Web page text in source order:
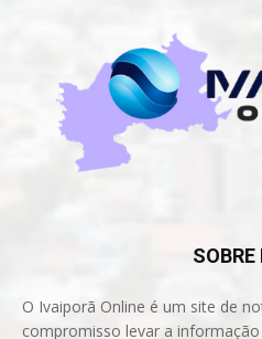
SOBRE
O Ivaiporã Online é um site de
compromisso levar a